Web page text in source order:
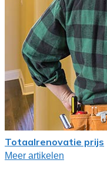
Totaalrenovatie prijs
Meer artikelen